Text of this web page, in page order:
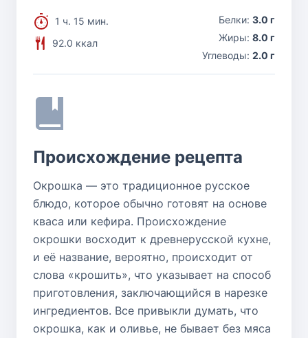
1 ч. 15 мин.
92.0 ккал
Белки: 3.0 г
Жиры: 8.0 г
Углеводы: 2.0 г
Происхождение рецепта
Окрошка — это традиционное русское
блюдо, которое обычно готовят на основе
кваса или кефира. Происхождение
окрошки восходит к древнерусской кухне,
и её название, вероятно, происходит от
слова «крошить», что указывает на способ
приготовления, заключающийся в нарезке
ингредиентов. Все привыкли думать, что
окрошка, как и оливье, не бывает без мяса